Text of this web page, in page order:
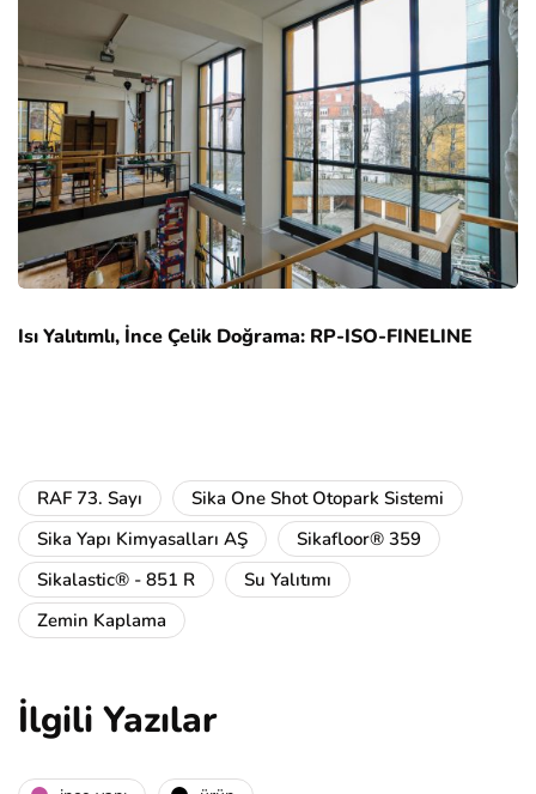
Isı Yalıtımlı, İnce Çelik Doğrama: RP-ISO-FINELINE
RAF 73. Sayı
Sika One Shot Otopark Sistemi
Sika Yapı Kimyasalları AŞ
Sikafloor® 359
Sikalastic® - 851 R
Su Yalıtımı
Zemin Kaplama
İlgili Yazılar